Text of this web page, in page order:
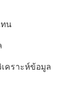
ทน
คราะห์ข้อมูล